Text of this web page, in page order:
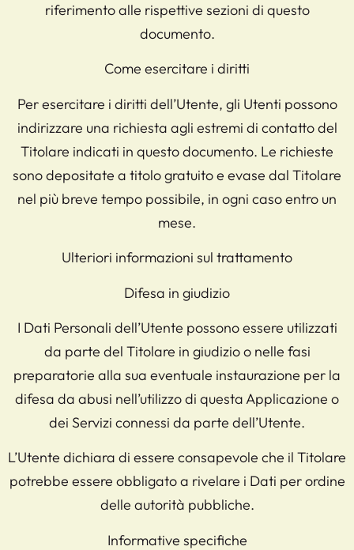
riferimento alle rispettive sezioni di questo
documento.
Come esercitare i diritti
Per esercitare i diritti dell’Utente, gli Utenti possono
indirizzare una richiesta agli estremi di contatto del
Titolare indicati in questo documento. Le richieste
sono depositate a titolo gratuito e evase dal Titolare
nel più breve tempo possibile, in ogni caso entro un
mese.
Ulteriori informazioni sul trattamento
Difesa in giudizio
I Dati Personali dell’Utente possono essere utilizzati
da parte del Titolare in giudizio o nelle fasi
preparatorie alla sua eventuale instaurazione per la
difesa da abusi nell’utilizzo di questa Applicazione o
dei Servizi connessi da parte dell’Utente.
L’Utente dichiara di essere consapevole che il Titolare
potrebbe essere obbligato a rivelare i Dati per ordine
delle autorità pubbliche.
Informative specifiche